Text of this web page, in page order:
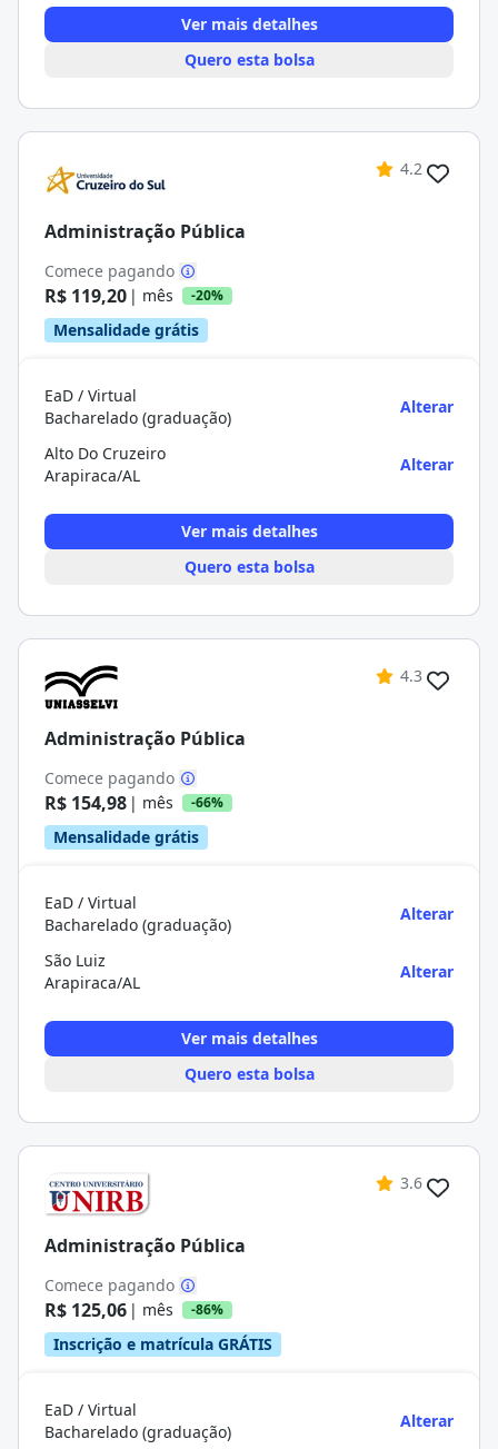
Ver mais detalhes
Quero esta bolsa
4.2
Administração Pública
Comece pagando
R$ 119,20 | mês -20%
Mensalidade grátis
EaD / Virtual
Bacharelado (graduação)
Alterar
Alto Do Cruzeiro
Arapiraca/AL
Alterar
Ver mais detalhes
Quero esta bolsa
4.3
Administração Pública
Comece pagando
R$ 154,98 | mês -66%
Mensalidade grátis
EaD / Virtual
Bacharelado (graduação)
Alterar
São Luiz
Arapiraca/AL
Alterar
Ver mais detalhes
Quero esta bolsa
3.6
Administração Pública
Comece pagando
R$ 125,06 | mês -86%
Inscrição e matrícula GRÁTIS
EaD / Virtual
Bacharelado (graduação)
Alterar